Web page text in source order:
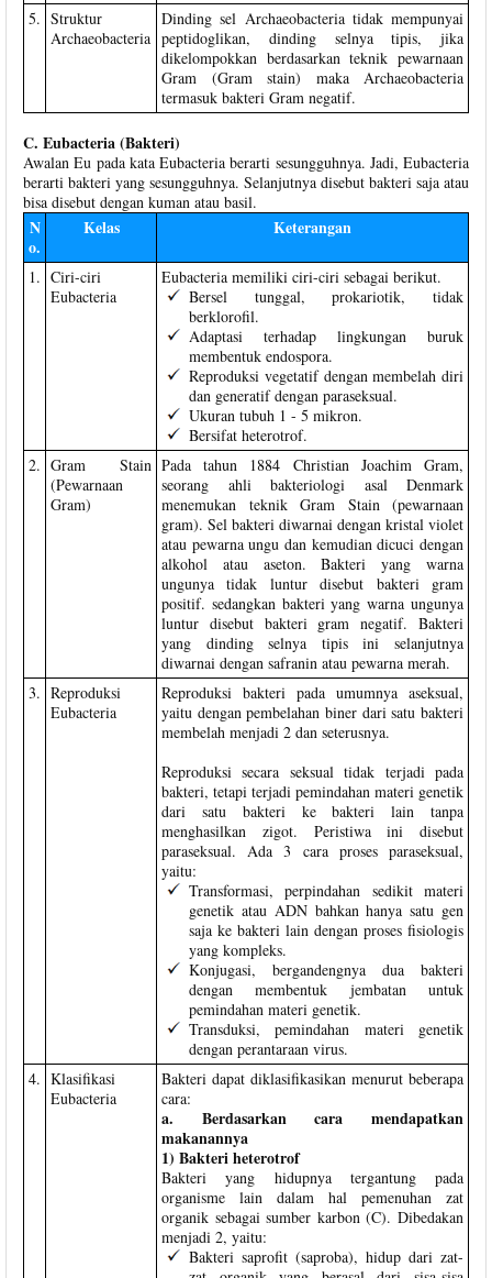
5. Struktur
Archaeobacteria
Dinding sel Archaeobacteria tidak mempunyai
peptidoglikan, dinding selnya tipis, jika
dikelompokkan berdasarkan teknik pewarnaan
Gram (Gram stain) maka Archaeobacteria
termasuk bakteri Gram negatif.
C. Eubacteria (Bakteri)
Awalan Eu pada kata Eubacteria berarti sesungguhnya. Jadi, Eubacteria
berarti bakteri yang sesungguhnya. Selanjutnya disebut bakteri saja atau
bisa disebut dengan kuman atau basil.
N
o.
Kelas Keterangan
1. Ciri-ciri
Eubacteria
Eubacteria memiliki ciri-ciri sebagai berikut.
Bersel tunggal, prokariotik, tidak
berklorofil.
Adaptasi terhadap lingkungan buruk
membentuk endospora.
Reproduksi vegetatif dengan membelah diri
dan generatif dengan paraseksual.
Ukuran tubuh 1 - 5 mikron.
Bersifat heterotrof.
2. Gram Stain
(Pewarnaan
Gram)
Pada tahun 1884 Christian Joachim Gram,
seorang ahli bakteriologi asal Denmark
menemukan teknik Gram Stain (pewarnaan
gram). Sel bakteri diwarnai dengan kristal violet
atau pewarna ungu dan kemudian dicuci dengan
alkohol atau aseton. Bakteri yang warna
ungunya tidak luntur disebut bakteri gram
positif. sedangkan bakteri yang warna ungunya
luntur disebut bakteri gram negatif. Bakteri
yang dinding selnya tipis ini selanjutnya
diwarnai dengan safranin atau pewarna merah.
3. Reproduksi
Eubacteria
Reproduksi bakteri pada umumnya aseksual,
yaitu dengan pembelahan biner dari satu bakteri
membelah menjadi 2 dan seterusnya.
Reproduksi secara seksual tidak terjadi pada
bakteri, tetapi terjadi pemindahan materi genetik
dari satu bakteri ke bakteri lain tanpa
menghasilkan zigot. Peristiwa ini disebut
paraseksual. Ada 3 cara proses paraseksual,
yaitu:
Transformasi, perpindahan sedikit materi
genetik atau ADN bahkan hanya satu gen
saja ke bakteri lain dengan proses fisiologis
yang kompleks.
Konjugasi, bergandengnya dua bakteri
dengan membentuk jembatan untuk
pemindahan materi genetik.
Transduksi, pemindahan materi genetik
dengan perantaraan virus.
4. Klasifikasi
Eubacteria
Bakteri dapat diklasifikasikan menurut beberapa
cara:
a. Berdasarkan cara mendapatkan
makanannya
1) Bakteri heterotrof
Bakteri yang hidupnya tergantung pada
organisme lain dalam hal pemenuhan zat
organik sebagai sumber karbon (C). Dibedakan
menjadi 2, yaitu:
Bakteri saprofit (saproba), hidup dari zat-